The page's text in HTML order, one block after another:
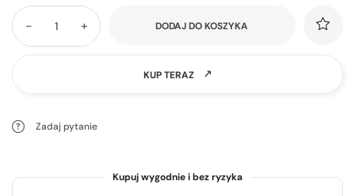
- + DODAJ DO KOSZYKA
KUP TERAZ
Zadaj pytanie
Kupuj wygodnie i bez ryzyka